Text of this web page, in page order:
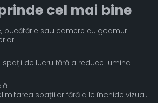
cel mai bine
bucătărie sau camere cu geamuri
spații de lucru fără a reduce lumina
spațiilor fără a le închide vizual.